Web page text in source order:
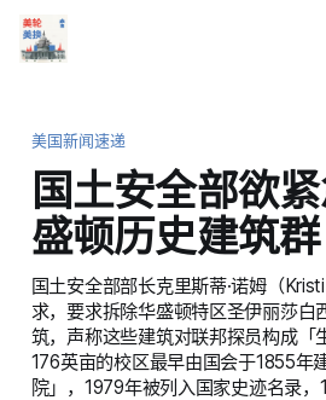
美国新闻速递
国土安全部欲
盛顿历史建筑群
国土安全部部长克里斯蒂·诺姆（
求，要求拆除华盛顿特区圣伊丽莎白
筑，声称这些建筑对联邦探员构成「
176英亩的校区最早由国会于1855年
院」，1979年被列入国家史迹名录